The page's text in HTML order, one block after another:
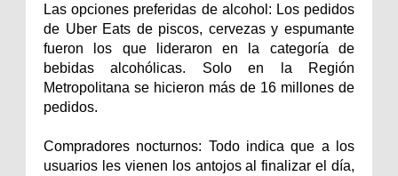
Las opciones preferidas de alcohol: Los pedidos
de Uber Eats de piscos, cervezas y espumante
fueron los que lideraron en la categoría de
bebidas alcohólicas. Solo en la Región
Metropolitana se hicieron más de 16 millones de
pedidos.
Compradores nocturnos: Todo indica que a los
usuarios les vienen los antojos al finalizar el día,